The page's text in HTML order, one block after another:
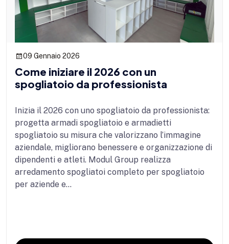
09 Gennaio 2026
Come iniziare il 2026 con un
spogliatoio da professionista
Inizia il 2026 con uno spogliatoio da professionista:
progetta armadi spogliatoio e armadietti
spogliatoio su misura che valorizzano l’immagine
aziendale, migliorano benessere e organizzazione di
dipendenti e atleti. Modul Group realizza
arredamento spogliatoi completo per spogliatoio
per aziende e...